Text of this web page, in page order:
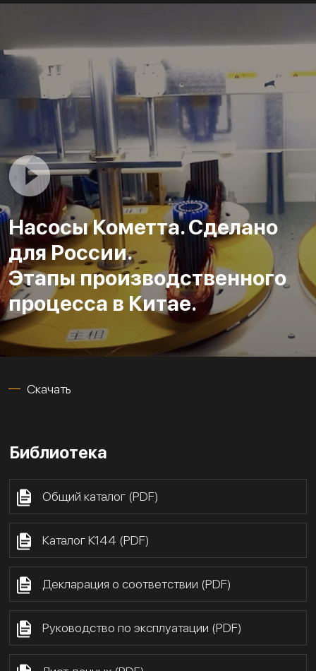
Насосы Кометта. Сделано
для России.
Этапы производственного
процесса в Китае.
Скачать
Библиотека
Общий каталог (PDF)
Каталог К144 (PDF)
Декларация о соответствии (PDF)
Руководство по эксплуатации (PDF)